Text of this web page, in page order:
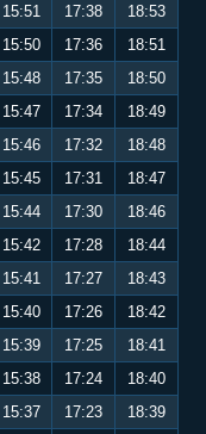
15:51 17:38
18:53
15:50 17:36
18:51
15:48 17:35
18:50
15:47 17:34
18:49
15:46 17:32
18:48
15:45 17:31
18:47
15:44 17:30
18:46
15:42 17:28
18:44
15:41 17:27
18:43
15:40 17:26
18:42
15:39 17:25
18:41
15:38 17:24
18:40
15:37 17:23
18:39